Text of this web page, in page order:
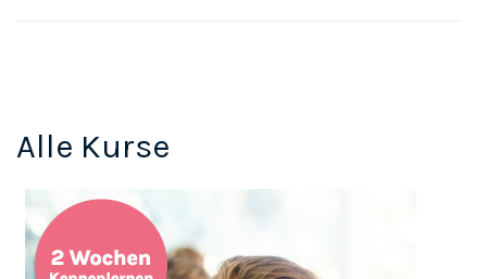
Alle Kurse